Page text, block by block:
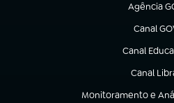
Agência
(abre em
Canal
(abre em
Canal
(abre em
Canal
(abre em
Monitoramento e
(abre em nova aba)